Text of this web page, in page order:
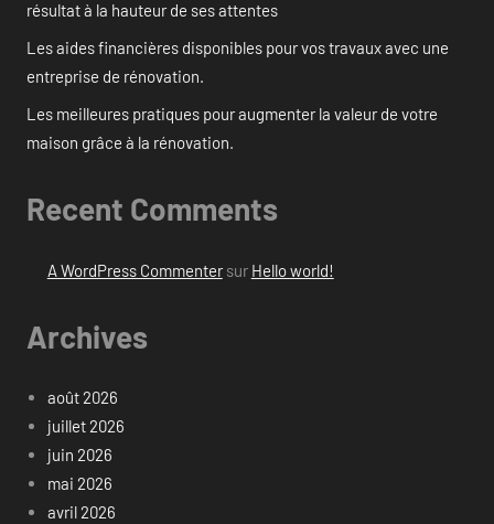
résultat à la hauteur de ses attentes
Les aides financières disponibles pour vos travaux avec une
entreprise de rénovation.
Les meilleures pratiques pour augmenter la valeur de votre
maison grâce à la rénovation.
Recent Comments
A WordPress Commentersur Hello world!
Archives
août 2026
juillet 2026
juin 2026
mai 2026
avril 2026